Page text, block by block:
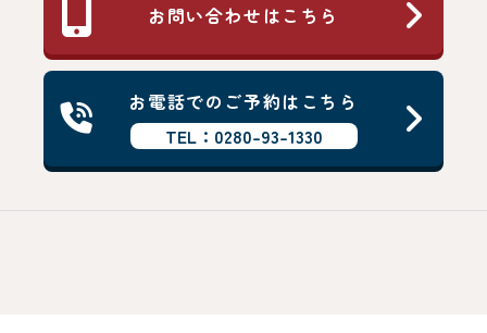
お問い合わせはこちら
お電話でのご予約はこちら
TEL：0280-93-1330